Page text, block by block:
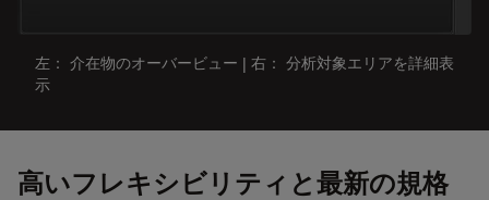
左： 介在物のオーバービュー | 右： 分析対象エリアを詳細表
示
高いフレキシビリティと最新の規格